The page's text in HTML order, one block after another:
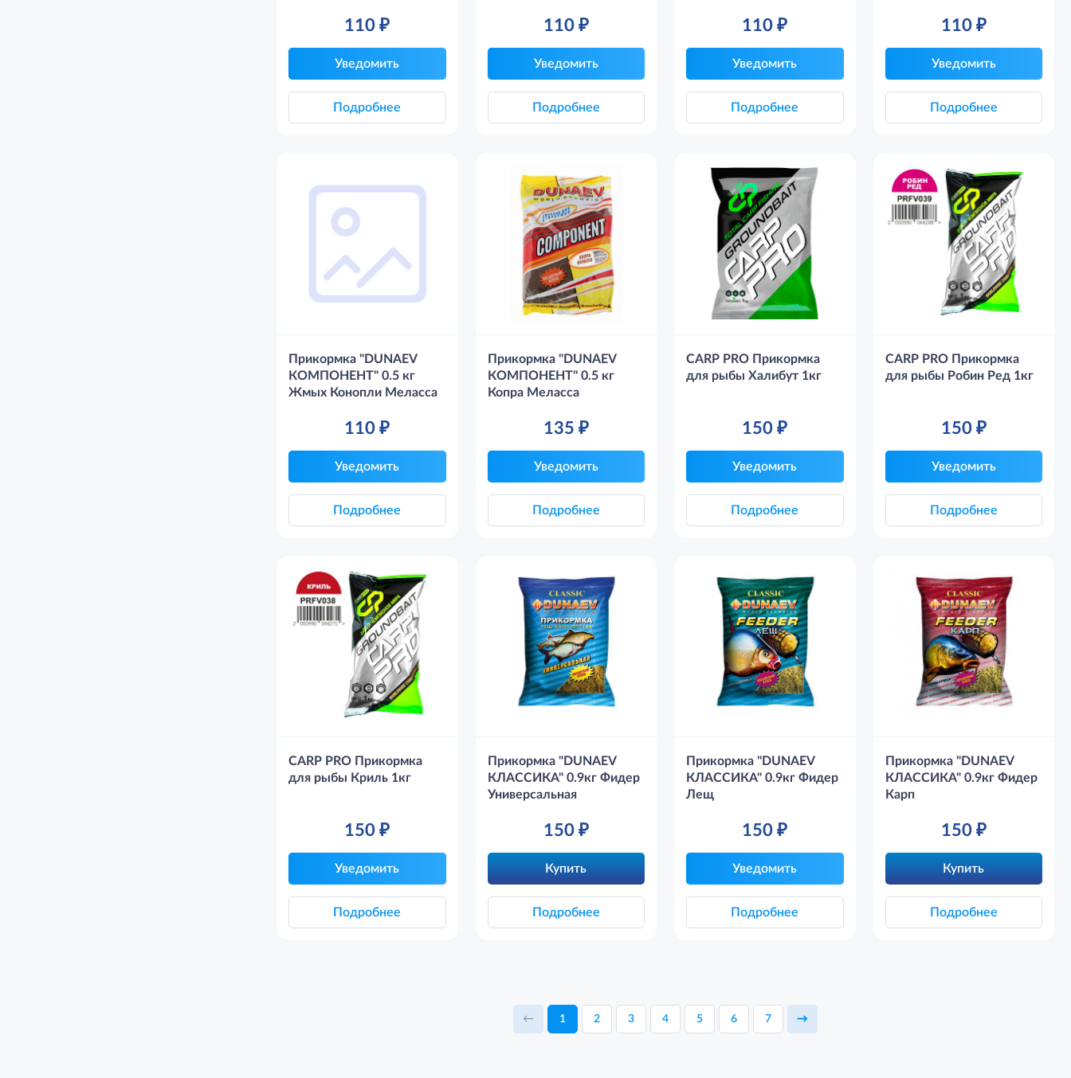
110 ₽
Уведомить
Подробнее
110₽
Уведомить
Подробнее
110 ₽
Уведомить
Подробнее
110₽
Уведомить
Подробнее
Прикормка "DUNAEV
КОМПОНЕНТ" 0.5 кг
Жмых Конопли Меласса
110 ₽
Уведомить
Подробнее
Прикормка "DUNAEV
КОМПОНЕНТ" 0.5 кг
Копра Меласса
135 ₽
Уведомить
Подробнее
CARP PRO Прикормка
для рыбы Халибут 1кг
150 ₽
Уведомить
Подробнее
CARP PRO Прикормка
для рыбы Робин Ред 1кг
150₽
Уведомить
Подробнее
CARP PRO Прикормка
для рыбы Криль 1кг
150 ₽
Уведомить
Подробнее
Прикормка "DUNAEV
КЛАССИКА" 0.9кг Фидер
Универсальная
150₽
Купить
Подробнее
Прикормка "DUNAEV
КЛАССИКА" 0.9кг Фидер
Лещ
150 ₽
Уведомить
Подробнее
Прикормка "DUNAEV
КЛАССИКА" 0.9кг Фидер
Карп
150₽
Купить
Подробнее
← 1 2 3 4 5 6 7 →